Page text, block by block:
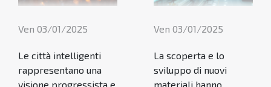
Ven 03/01/2025
Le città intelligenti
rappresentano una
visione progressista e
Ven 03/01/2025
La scoperta e lo
sviluppo di nuovi
materiali hanno